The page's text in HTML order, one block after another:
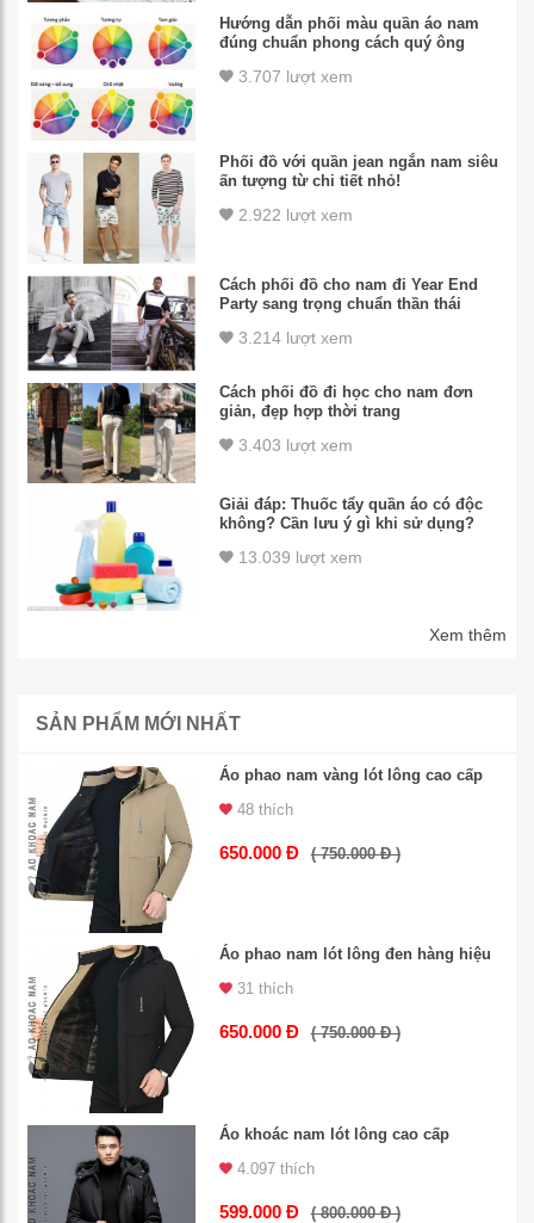
Hướng dẫn phối màu quần áo nam
đúng chuẩn phong cách quý ông
3.707 lượt xem
Phối đồ với quần jean ngắn nam siêu
ấn tượng từ chi tiết nhỏ!
2.922 lượt xem
Cách phối đồ cho nam đi Year End
Party sang trọng chuẩn thần thái
3.214 lượt xem
Cách phối đồ đi học cho nam đơn
giản, đẹp hợp thời trang
3.403 lượt xem
Giải đáp: Thuốc tẩy quần áo có độc
không? Cần lưu ý gì khi sử dụng?
13.039 lượt xem
Xem thêm
SẢN PHẨM MỚI NHẤT
Áo phao nam vàng lót lông cao cấp
48 thích
650.000 Đ ( 750.000 Đ )
Áo phao nam lót lông đen hàng hiệu
31 thích
650.000 Đ ( 750.000 Đ )
Áo khoác nam lót lông cao cấp
4.097 thích
599.000 Đ ( 800.000 Đ )